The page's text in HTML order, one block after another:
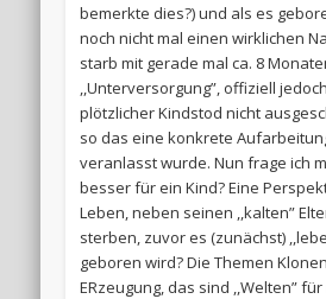
bemerkte dies?) und als es
noch nicht mal einen wirklichen
starb mit gerade mal ca. 8
,,Unterversorgung”, offiziell
plötzlicher Kindstod nicht
so das eine konkrete
veranlasst wurde. Nun frage ich
besser für ein Kind? Eine
Leben, neben seinen ,,kalten”
sterben, zuvor es (zunächst)
geboren wird? Die Themen
ERzeugung, das sind ,,Welten”